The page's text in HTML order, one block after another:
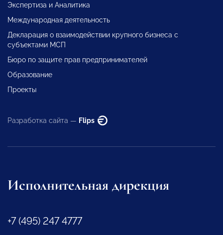
Экспертиза и Аналитика
Международная деятельность
Декларация о взаимодействии крупного бизнеса с
субъектами МСП
Бюро по защите прав предпринимателей
Образование
Проекты
Разработка сайта — Flips
Исполнительная дирекция
+7 (495) 247 4777